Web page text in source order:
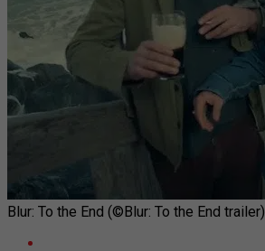
Blur: To the End (©Blur: To the End trailer)